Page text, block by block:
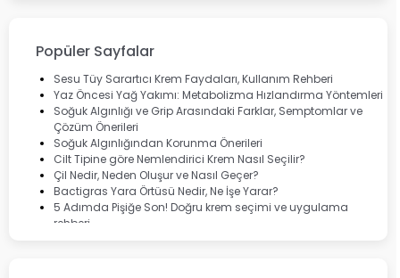
Lansinoh
Cebrolux
Dermoskin
Marvis
Rcfarma
Popüler Sayfalar
Sesu Tüy Sarartıcı Krem Faydaları, Kullanım Rehberi
Yaz Öncesi Yağ Yakımı: Metabolizma Hızlandırma Yöntemleri
Soğuk Algınlığı ve Grip Arasındaki Farklar, Semptomlar ve
Çözüm Önerileri
Soğuk Algınlığından Korunma Önerileri
Cilt Tipine göre Nemlendirici Krem Nasıl Seçilir?
Çil Nedir, Neden Oluşur ve Nasıl Geçer?
Bactigras Yara Örtüsü Nedir, Ne İşe Yarar?
5 Adımda Pişiğe Son! Doğru krem seçimi ve uygulama
rehberi